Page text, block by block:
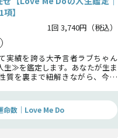
項】
1回 3,740円（税込）
実績を誇る大予言者ラブちゃん
≫を鑑定します。あなたが生ま
質を裏まで紐解きながら、今後
命数｜Love Me Do